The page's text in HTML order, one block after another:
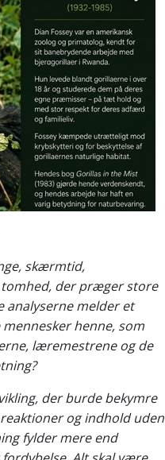
skærmtid,
tomhed, der præger store
analyserne melder et
henne, som
læremestrene og de
der burde bekymre
og indhold uden
fylder mere end